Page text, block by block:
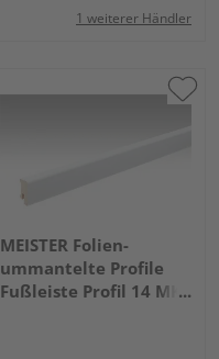
1 weiterer Händler
MEISTER Folien-
ummantelte Profile
Fußleiste Profil 14 MK